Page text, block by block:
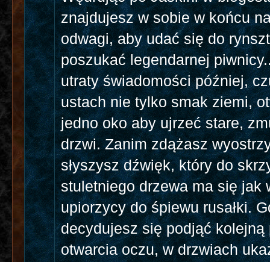
znajdujesz w sobie w końcu
odwagi, aby udać się do
poszukać legendarnej
utraty świadomości później,
ustach nie tylko smak ziemi,
jedno oko aby ujrzeć stare,
drzwi. Zanim zdążasz
słyszysz dźwięk, który do
stuletniego drzewa ma się jak
upiorzycy do śpiewu rusałki.
decydujesz się podjąć kolejną
otwarcia oczu, w drzwiach